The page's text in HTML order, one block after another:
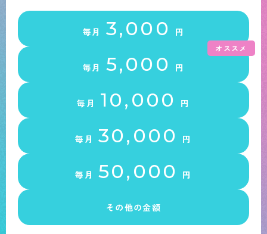
毎月 3,000 円
毎月 5,000 円
毎月 10,000 円
毎月 30,000 円
毎月 50,000 円
その他の金額